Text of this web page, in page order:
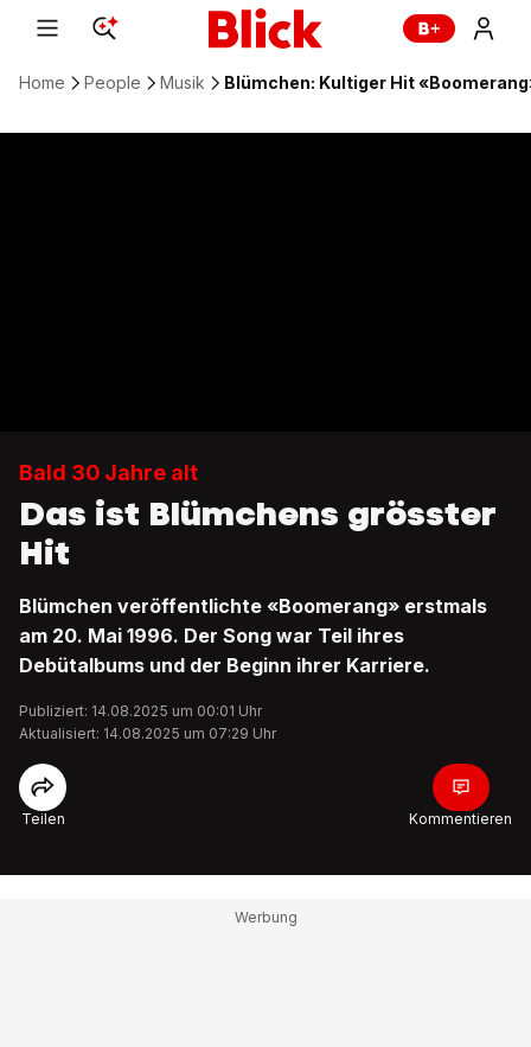
Home People Musik Blümchen: Kultiger Hit
Bald 30 Jahre alt
Das ist Blümchens grösster
Hit
Blümchen veröffentlichte «Boomerang» erstmals
am 20. Mai 1996. Der Song war Teil ihres
Debütalbums und der Beginn ihrer Karriere.
Publiziert: 14.08.2025 um 00:01 Uhr
Aktualisiert: 14.08.2025 um 07:29 Uhr
Teilen Kommentieren